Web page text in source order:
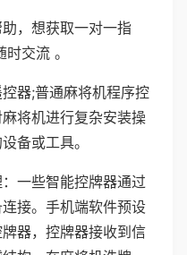
，想获取一对一指
交流 。
器;普通麻将机程序控
将机进行复杂安装操
备或工具。
一些智能控牌器通过
接。手机端软件预设
器，控牌器接收到信